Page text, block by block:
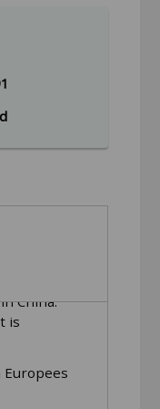
China.
is